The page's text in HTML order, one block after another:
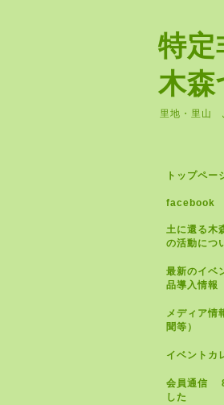
特
木森
里地・里山
トップペー
facebook
土に還る木
の活動につ
最新のイベ
品導入情報
メディア情
聞等）
イベントカ
会員通信
した